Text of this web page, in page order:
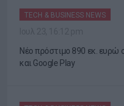
TECH & BUSINESS NEWS
Νέο πρόστιμο 890 εκ. ευρώ
και Google Play